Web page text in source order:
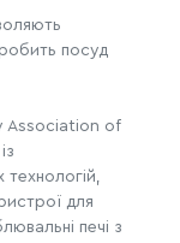
посуд
Association of
технологій,
для
печі з